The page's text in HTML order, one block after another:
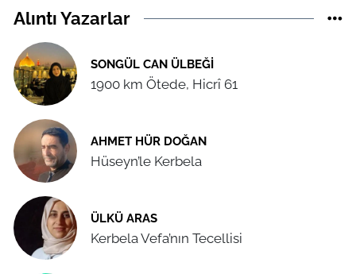
Alıntı Yazarlar
SONGÜL CAN ÜLBEĞI
1900 km Ötede, Hicrî 61
AHMET HÜR DOĞAN
Hüseyn’le Kerbela
ÜLKÜ ARAS
Kerbela Vefa’nın Tecellisi